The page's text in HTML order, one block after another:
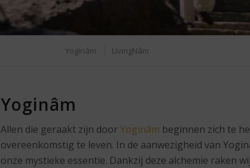
Yoginâm LivingNâm
Yoginâm
Allen die geraakt zijn doorYoginâm beginnen zich te
overeenkomstig te leven. In de aanwezigheid van
onze mystieke essentie. Dankzij deze alchemie raken